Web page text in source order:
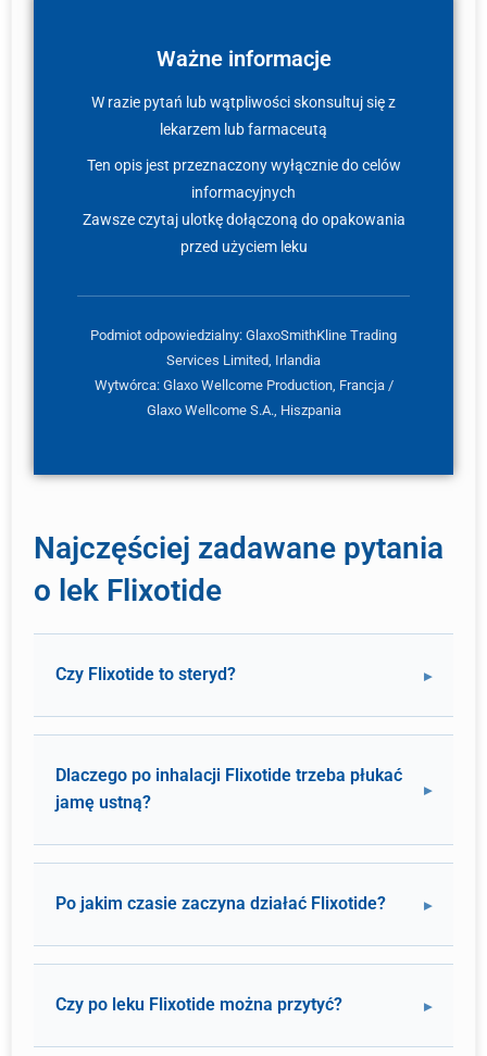
Ważne informacje
W razie pytań lub wątpliwości skonsultuj się z
lekarzem lub farmaceutą
Ten opis jest przeznaczony wyłącznie do celów
informacyjnych
Zawsze czytaj ulotkę dołączoną do opakowania
przed użyciem leku
Podmiot odpowiedzialny: GlaxoSmithKline Trading
Services Limited, Irlandia
Wytwórca: Glaxo Wellcome Production, Francja /
Glaxo Wellcome S.A., Hiszpania
Najczęściej zadawane pytania
o lek Flixotide
Czy Flixotide to steryd?
Dlaczego po inhalacji Flixotide trzeba płukać
jamę ustną?
Po jakim czasie zaczyna działać Flixotide?
Czy po leku Flixotide można przytyć?